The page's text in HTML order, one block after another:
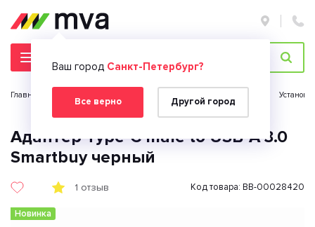
Ваш город Санкт-Петербург?
Все верно Другой город
Главная страница
Адаптер Type-C male to USB-A 3.0
Smartbuy черный
1 отзыв Код товара: BB-00028420
Новинка